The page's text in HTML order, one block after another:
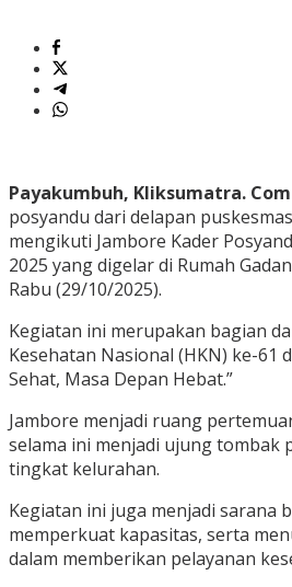
Payakumbuh, Kliksumatra. Com
posyandu dari delapan
mengikuti Jambore Kader
2025 yang digelar di Rumah
Rabu (29/10/2025).
Kegiatan ini merupakan bagian
Kesehatan Nasional (HKN) ke-61
Sehat, Masa Depan Hebat.”
Jambore menjadi ruang
selama ini menjadi ujung tombak
tingkat kelurahan.
Kegiatan ini juga menjadi sarana
memperkuat kapasitas, serta
dalam memberikan pelayanan